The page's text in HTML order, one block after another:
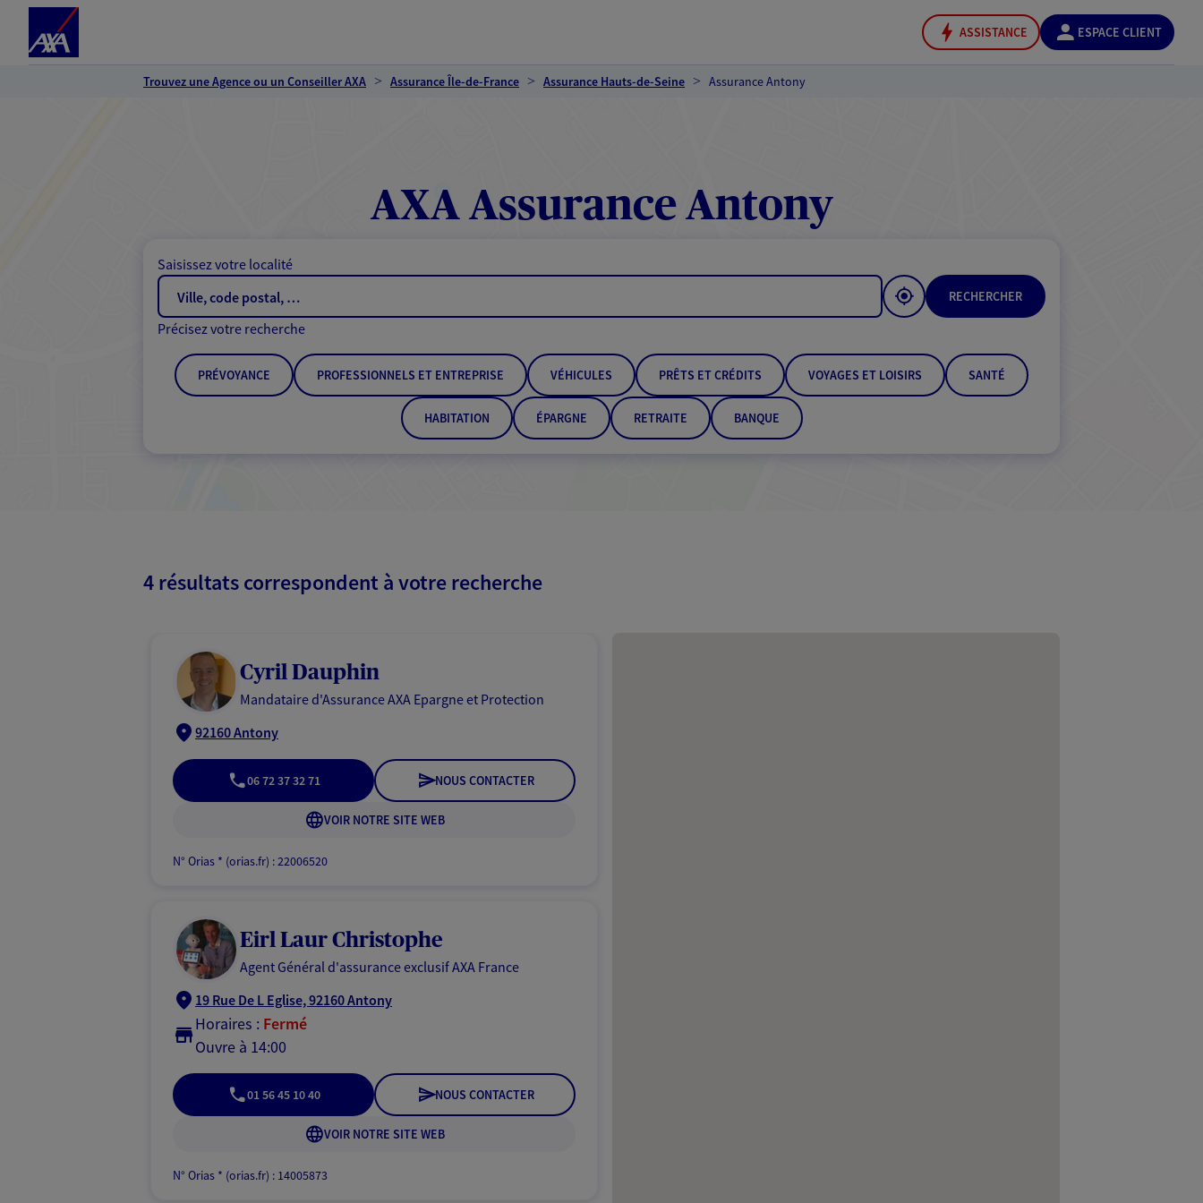
ASSISTANCE ESPACE CLIENT
Trouvez une Agence ou un Conseiller AXA Assurance Île-de-France Assurance Hauts-de-Seine Assurance Antony
AXA Assurance Antony
Saisissez votre localité
RECHERCHER
Précisez votre recherche
PRÉVOYANCE PROFESSIONNELS ET ENTREPRISE VÉHICULES PRÊTS ET CRÉDITS VOYAGES ET LOISIRS SANTÉ
HABITATION ÉPARGNE RETRAITE BANQUE
4 résultats correspondent à votre recherche
Cyril Dauphin
Mandataire d'Assurance AXA Epargne et Protection
92160 Antony
06 72 37 32 71 NOUS CONTACTER
VOIR NOTRE SITE WEB
N° Orias * (orias.fr) : 22006520
Eirl Laur Christophe
Agent Général d'assurance exclusif AXA France
19 Rue De L Eglise, 92160 Antony
Horaires : Fermé
Ouvre à 14:00
01 56 45 10 40 NOUS CONTACTER
VOIR NOTRE SITE WEB
N° Orias * (orias.fr) : 14005873